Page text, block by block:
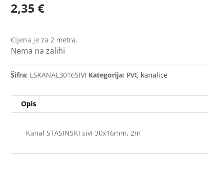
2,35€
Cijena je za 2 metra.
Nema na zalihi
Šifra: LSKANAL3016SIVI Kategorija: PVC kanalice
Opis
Kanal STASINSKI sivi 30x16mm, 2m